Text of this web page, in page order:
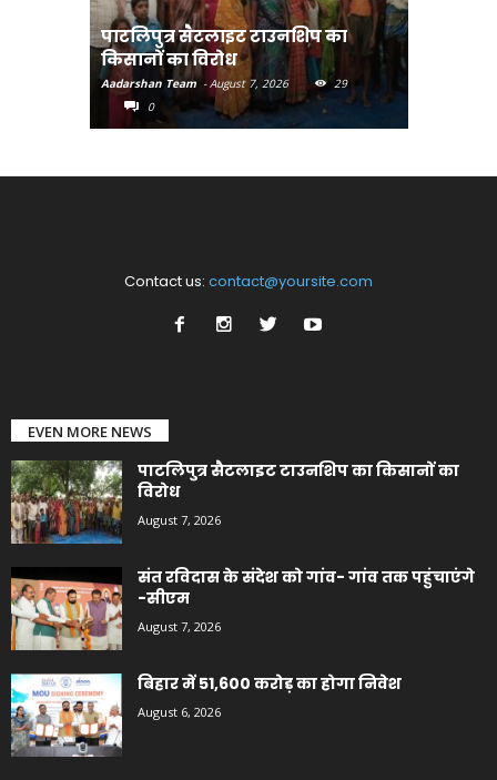
पाटलिपुत्र सैटलाइट टाउनशिप का
किसानों का विरोध
Aadarshan Team - August 7, 2026
29
0
Contact us: contact@yoursite.com
EVEN MORE NEWS
पाटलिपुत्र सैटलाइट टाउनशिप का किसानों का
विरोध
August 7, 2026
संत रविदास के संदेश को गांव- गांव तक पहुंचाएंगे
-सीएम
August 7, 2026
बिहार में 51,600 करोड़ का होगा निवेश
August 6, 2026